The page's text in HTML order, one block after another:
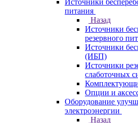
Источники
питания
Назад
Источники
резервного
Источники
(ИБП)
Источники
слаботочных
Опции и
Оборудование
электроэнергии
Назад